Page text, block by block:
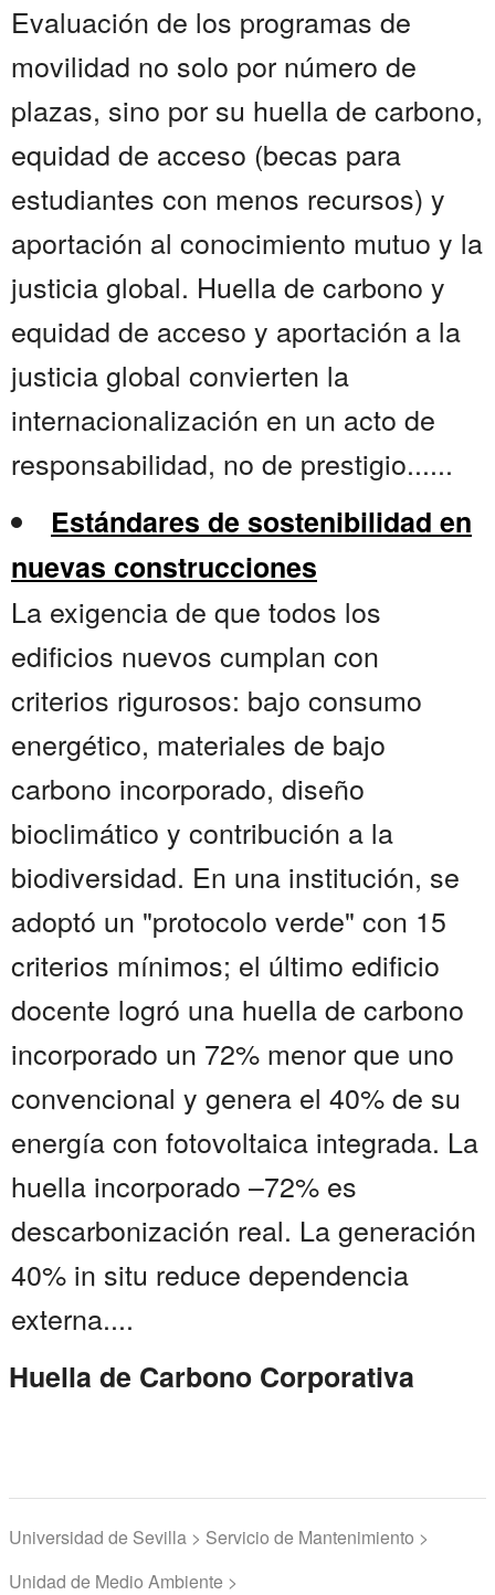
Evaluación de los programas de
movilidad no solo por número de
plazas, sino por su huella de carbono,
equidad de acceso (becas para
estudiantes con menos recursos) y
aportación al conocimiento mutuo y la
justicia global. Huella de carbono y
equidad de acceso y aportación a la
justicia global convierten la
internacionalización en un acto de
responsabilidad, no de prestigio......
Estándares de sostenibilidad en
nuevas construcciones
La exigencia de que todos los
edificios nuevos cumplan con
criterios rigurosos: bajo consumo
energético, materiales de bajo
carbono incorporado, diseño
bioclimático y contribución a la
biodiversidad. En una institución, se
adoptó un "protocolo verde" con 15
criterios mínimos; el último edificio
docente logró una huella de carbono
incorporado un 72% menor que uno
convencional y genera el 40% de su
energía con fotovoltaica integrada. La
huella incorporado –72% es
descarbonización real. La generación
40% in situ reduce dependencia
externa....
Huella de Carbono Corporativa
Universidad de Sevilla > Servicio de Mantenimiento >
Unidad de Medio Ambiente >